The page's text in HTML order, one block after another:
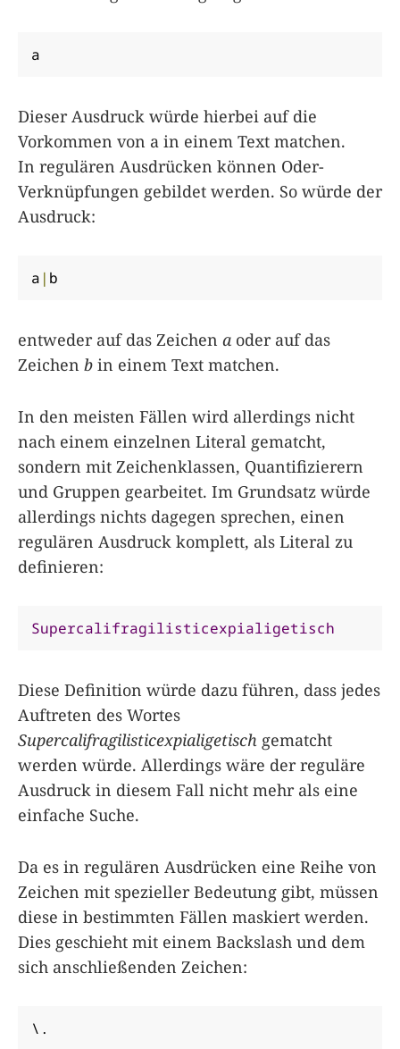
a
Dieser Ausdruck würde hierbei auf die
Vorkommen von a in einem Text matchen.
In regulären Ausdrücken können Oder-
Verknüpfungen gebildet werden. So würde der
Ausdruck:
a | b
entweder auf das Zeichen a oder auf das
Zeichen b in einem Text matchen.
In den meisten Fällen wird allerdings nicht
nach einem einzelnen Literal gematcht,
sondern mit Zeichenklassen, Quantifizierern
und Gruppen gearbeitet. Im Grundsatz würde
allerdings nichts dagegen sprechen, einen
regulären Ausdruck komplett, als Literal zu
definieren:
Supercalifragilisticexpialigetisch
Diese Definition würde dazu führen, dass jedes
Auftreten des Wortes
Supercalifragilisticexpialigetisch gematcht
werden würde. Allerdings wäre der reguläre
Ausdruck in diesem Fall nicht mehr als eine
einfache Suche.
Da es in regulären Ausdrücken eine Reihe von
Zeichen mit spezieller Bedeutung gibt, müssen
diese in bestimmten Fällen maskiert werden.
Dies geschieht mit einem Backslash und dem
sich anschließenden Zeichen:
\.